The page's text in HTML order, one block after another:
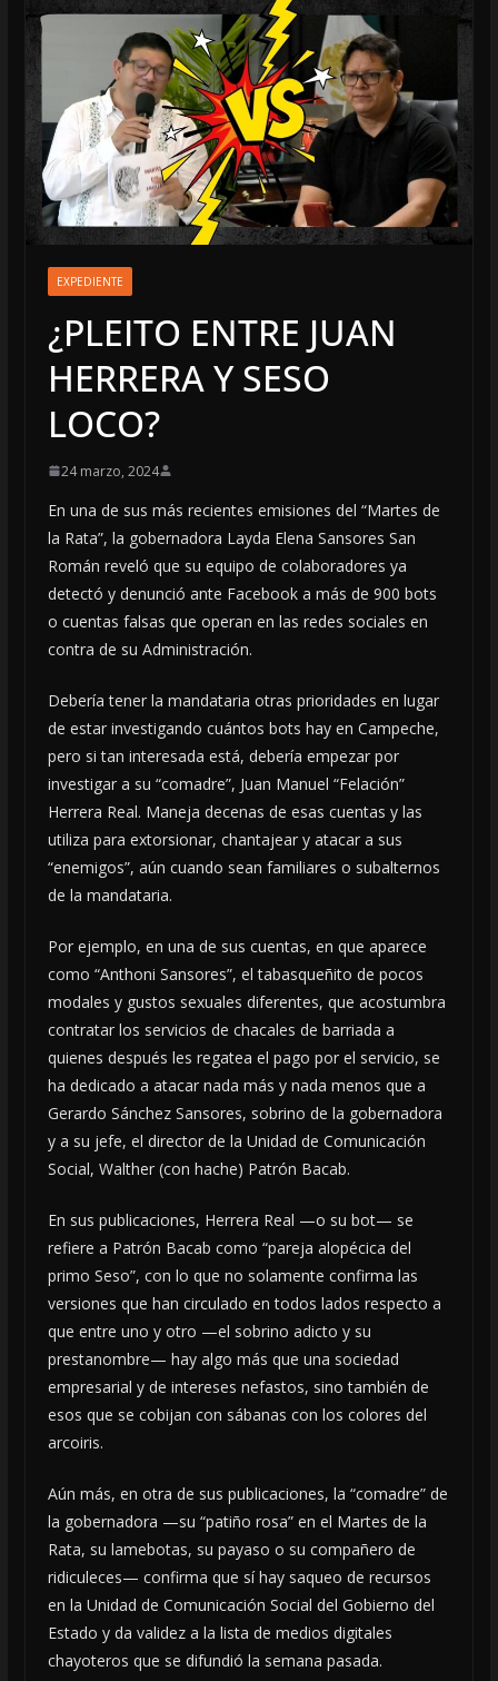
EXPEDIENTE
¿PLEITO ENTRE JUAN
HERRERA Y SESO
LOCO?
24 marzo, 2024
En una de sus más recientes emisiones del “Martes de
la Rata”, la gobernadora Layda Elena Sansores San
Román reveló que su equipo de colaboradores ya
detectó y denunció ante Facebook a más de 900 bots
o cuentas falsas que operan en las redes sociales en
contra de su Administración.
Debería tener la mandataria otras prioridades en lugar
de estar investigando cuántos bots hay en Campeche,
pero si tan interesada está, debería empezar por
investigar a su “comadre”, Juan Manuel “Felación”
Herrera Real. Maneja decenas de esas cuentas y las
utiliza para extorsionar, chantajear y atacar a sus
“enemigos”, aún cuando sean familiares o subalternos
de la mandataria.
Por ejemplo, en una de sus cuentas, en que aparece
como “Anthoni Sansores”, el tabasqueñito de pocos
modales y gustos sexuales diferentes, que acostumbra
contratar los servicios de chacales de barriada a
quienes después les regatea el pago por el servicio, se
ha dedicado a atacar nada más y nada menos que a
Gerardo Sánchez Sansores, sobrino de la gobernadora
y a su jefe, el director de la Unidad de Comunicación
Social, Walther (con hache) Patrón Bacab.
En sus publicaciones, Herrera Real —o su bot— se
refiere a Patrón Bacab como “pareja alopécica del
primo Seso”, con lo que no solamente confirma las
versiones que han circulado en todos lados respecto a
que entre uno y otro —el sobrino adicto y su
prestanombre— hay algo más que una sociedad
empresarial y de intereses nefastos, sino también de
esos que se cobijan con sábanas con los colores del
arcoiris.
Aún más, en otra de sus publicaciones, la “comadre” de
la gobernadora —su “patiño rosa” en el Martes de la
Rata, su lamebotas, su payaso o su compañero de
ridiculeces— confirma que sí hay saqueo de recursos
en la Unidad de Comunicación Social del Gobierno del
Estado y da validez a la lista de medios digitales
chayoteros que se difundió la semana pasada.